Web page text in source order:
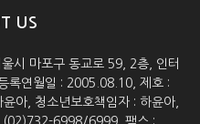
US
시 마포구 동교로 59, 2층, 인터
록연월일 : 2005.08.10, 제호 :
아, 청소년보호책임자 : 하윤아,
(02)732-6998/6999, 팩스 :